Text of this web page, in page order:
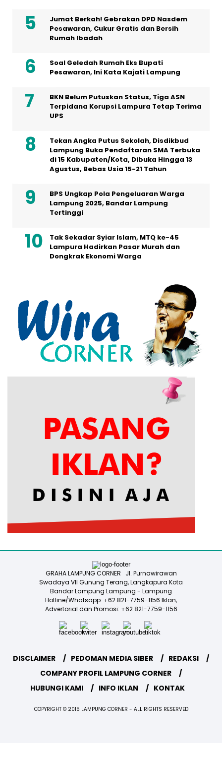
Jumat Berkah! Gebrakan DPD Nasdem
Pesawaran, Cukur Gratis dan Bersih
Rumah Ibadah
Soal Geledah Rumah Eks Bupati
Pesawaran, Ini Kata Kajati Lampung
BKN Belum Putuskan Status, Tiga ASN
Terpidana Korupsi Lampura Tetap Terima
UPS
Tekan Angka Putus Sekolah, Disdikbud
Lampung Buka Pendaftaran SMA Terbuka
di 15 Kabupaten/Kota, Dibuka Hingga 13
Agustus, Bebas Usia 15-21 Tahun
BPS Ungkap Pola Pengeluaran Warga
Lampung 2025, Bandar Lampung
Tertinggi
Tak Sekadar Syiar Islam, MTQ ke-45
Lampura Hadirkan Pasar Murah dan
Dongkrak Ekonomi Warga
GRAHA LAMPUNG CORNER Jl. Purnawirawan
Swadaya VII Gunung Terang, Langkapura Kota
Bandar Lampung Lampung - Lampung
Hotline/Whatsapp: +62 821-7759-1156 Iklan,
Advertorial dan Promosi: +62 821-7759-1156
DISCLAIMER PEDOMAN MEDIA SIBER
REDAKSI
COMPANY PROFIL LAMPUNG CORNER
HUBUNGI KAMI
INFO IKLAN KONTAK
COPYRIGHT © 2015 LAMPUNG CORNER - ALL RIGHTS RESERVED